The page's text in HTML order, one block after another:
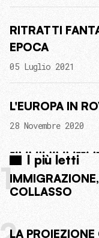
RITRATTI
EPOCA
05 Luglio 2021
L'EUROPA IN
28 Novembre 2020
I più letti
1COLLASSO
LA